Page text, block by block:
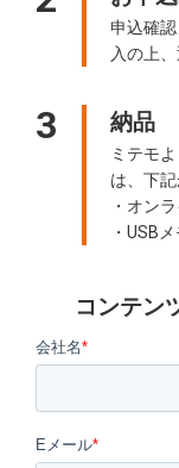
申込確
入の上、
3 納品
ミテモ
は、下記
・オン
・USB
コンテン